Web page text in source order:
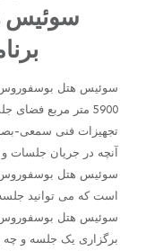
سوئیس
5900 متر مربع
تجهیزات فنی سمعی-
آنچه در جریان جلسات و
سوئیس هتل بوسفوروس
است که می توانید
سوئیس هتل بوسفوروس
برگزاری یک جلسه و چه